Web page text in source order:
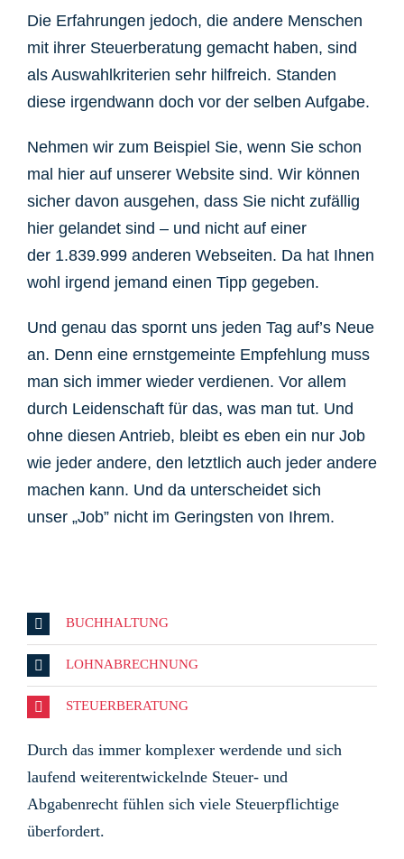
Die Erfahrungen jedoch, die andere Menschen
mit ihrer Steuerberatung gemacht haben, sind
als Auswahlkriterien sehr hilfreich. Standen
diese irgendwann doch vor der selben Aufgabe.
Nehmen wir zum Beispiel Sie, wenn Sie schon
mal hier auf unserer Website sind. Wir können
sicher davon ausgehen, dass Sie nicht zufällig
hier gelandet sind – und nicht auf einer
der 1.839.999 anderen Webseiten. Da hat Ihnen
wohl irgend jemand einen Tipp gegeben.
Und genau das spornt uns jeden Tag auf’s Neue
an. Denn eine ernstgemeinte Empfehlung muss
man sich immer wieder verdienen. Vor allem
durch Leidenschaft für das, was man tut. Und
ohne diesen Antrieb, bleibt es eben ein nur Job
wie jeder andere, den letztlich auch jeder andere
machen kann. Und da unterscheidet sich
unser „Job” nicht im Geringsten von Ihrem.
BUCHHALTUNG
LOHNABRECHNUNG
STEUERBERATUNG
Durch das immer komplexer werdende und sich
laufend weiterentwickelnde Steuer- und
Abgabenrecht fühlen sich viele Steuerpflichtige
überfordert.